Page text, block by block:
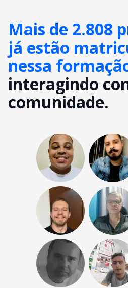
Mais de 2.808
já estão
nessa
interagindo
comunidade.